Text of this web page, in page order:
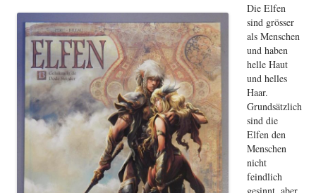
Die Elfen
sind grösser
als Menschen
und haben
helle Haut
und helles
Haar.
Grundsätzlich
sind die
Elfen den
Menschen
nicht
feindlich
gesinnt, aber